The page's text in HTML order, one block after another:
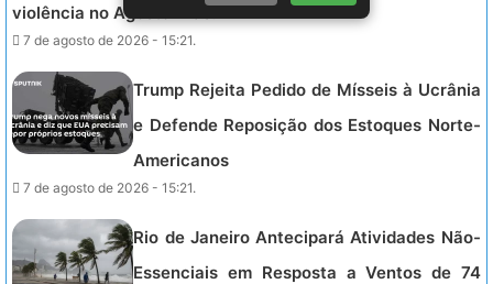
violência no Agosto Lilás.
7 de agosto de 2026 - 15:21.
Trump Rejeita Pedido de Mísseis à Ucrânia
e Defende Reposição dos Estoques Norte-
Americanos
7 de agosto de 2026 - 15:21.
Rio de Janeiro Antecipará Atividades Não-
Essenciais em Resposta a Ventos de 74